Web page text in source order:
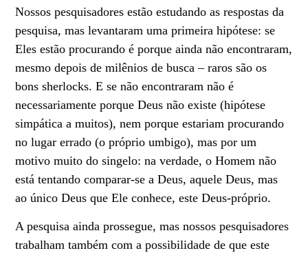
Nossos pesquisadores estão estudando as respostas da
pesquisa, mas levantaram uma primeira hipótese: se
Eles estão procurando é porque ainda não encontraram,
mesmo depois de milênios de busca – raros são os
bons sherlocks. E se não encontraram não é
necessariamente porque Deus não existe (hipótese
simpática a muitos), nem porque estariam procurando
no lugar errado (o próprio umbigo), mas por um
motivo muito do singelo: na verdade, o Homem não
está tentando comparar-se a Deus, aquele Deus, mas
ao único Deus que Ele conhece, este Deus-próprio.
A pesquisa ainda prossegue, mas nossos pesquisadores
trabalham também com a possibilidade de que este